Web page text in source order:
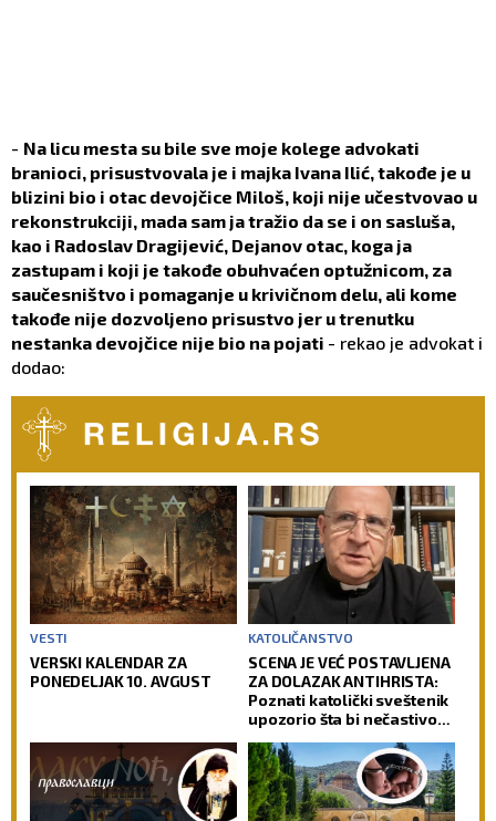
- Na licu mesta su bile sve moje kolege advokati
branioci, prisustvovala je i majka Ivana Ilić, takođe je u
blizini bio i otac devojčice Miloš, koji nije učestvovao u
rekonstrukciji, mada sam ja tražio da se i on sasluša,
kao i Radoslav Dragijević, Dejanov otac, koga ja
zastupam i koji je takođe obuhvaćen optužnicom, za
saučesništvo i pomaganje u krivičnom delu, ali kome
takođe nije dozvoljeno prisustvo jer u trenutku
nestanka devojčice nije bio na pojati - rekao je advokat i
dodao:
VESTI
VERSKI KALENDAR ZA
PONEDELJAK 10. AVGUST
KATOLIČANSTVO
SCENA JE VEĆ POSTAVLJENA
ZA DOLAZAK ANTIHRISTA:
Poznati katolički sveštenik
upozorio šta bi nečastivom
nad čovečanstvom